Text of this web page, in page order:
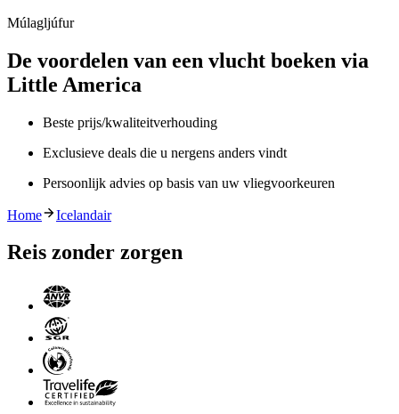
Múlagljúfur
De voordelen van een vlucht boeken via
Little America
Beste prijs/kwaliteitverhouding
Exclusieve deals die u nergens anders vindt
Persoonlijk advies op basis van uw vliegvoorkeuren
Home Icelandair
Reis zonder zorgen